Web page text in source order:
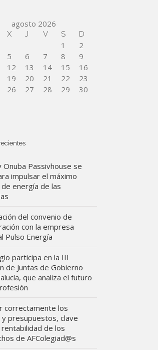
agosto 2026
X J V S D
1
2
5 6 7 8
9
12 13 14 15
16
19 20 21 22
23
26 27 28 29
30
Onuba Passivhouse se
impulsar el máximo
energía de las
del convenio de
con la empresa
Pulso Energía
participa en la III
de Juntas de Gobierno
que analiza el futuro
correctamente los
presupuestos, clave
de los
de AFColegiad@s